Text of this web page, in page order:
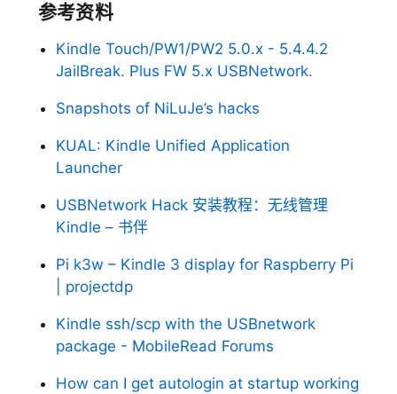
参考资料
Kindle Touch/PW1/PW2 5.0.x - 5.4.4.2
JailBreak. Plus FW 5.x USBNetwork.
Snapshots of NiLuJe’s hacks
KUAL: Kindle Unified Application
Launcher
USBNetwork Hack 安装教程：无线管理
Kindle – 书伴
Pi k3w – Kindle 3 display for Raspberry Pi
| projectdp
Kindle ssh/scp with the USBnetwork
package - MobileRead Forums
How can I get autologin at startup working